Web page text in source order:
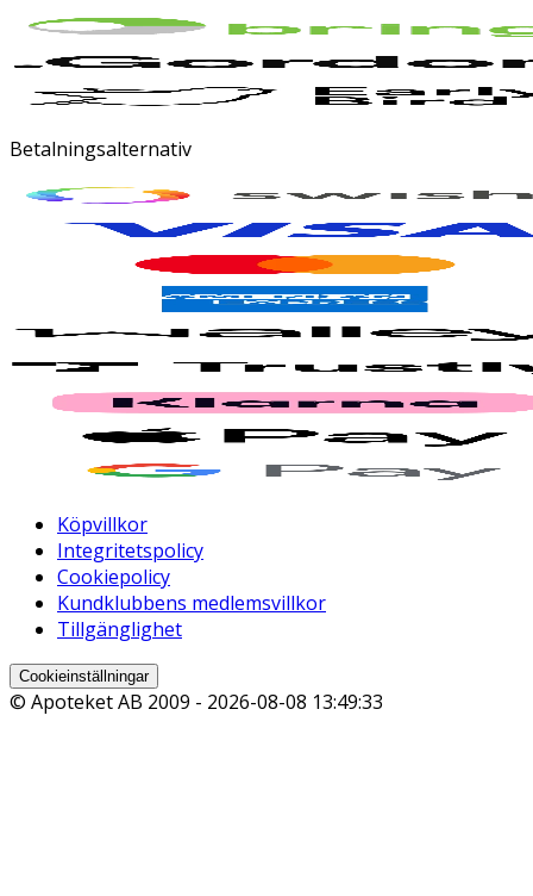
Betalningsalternativ
Köpvillkor
Integritetspolicy
Cookiepolicy
Kundklubbens medlemsvillkor
Tillgänglighet
Cookieinställningar
© Apoteket AB 2009 - 2026-08-08 13:49:33